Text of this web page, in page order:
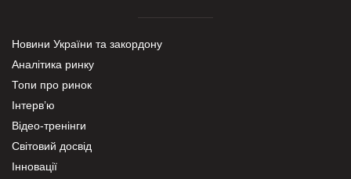
Новини України та закордону
Аналітика ринку
Топи про ринок
Інтерв’ю
Відео-тренінги
Світовий досвід
Інновації